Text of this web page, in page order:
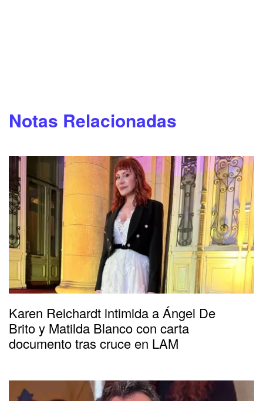
Notas Relacionadas
Karen Reichardt intimida a Ángel De
Brito y Matilda Blanco con carta
documento tras cruce en LAM